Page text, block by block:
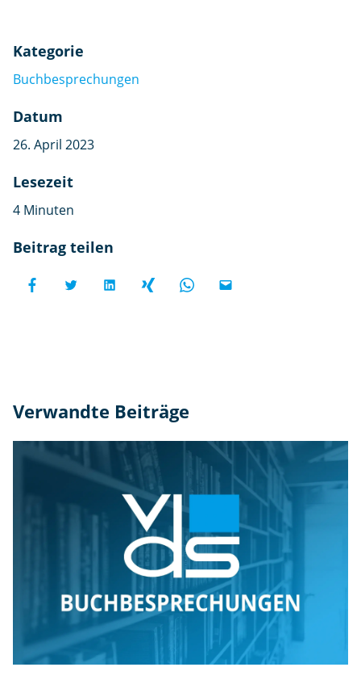
Kategorie
Buchbesprechungen
Datum
26. April 2023
Lesezeit
4 Minuten
Beitrag teilen
Verwandte Beiträge